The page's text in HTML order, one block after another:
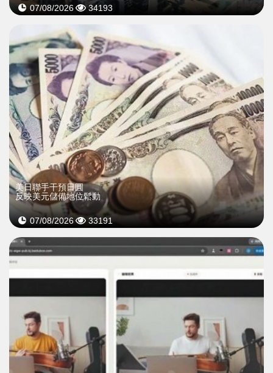
07/08/2026 34193
美日聯手干預日圓
反映美元儲備地位鬆動
07/08/2026 33191